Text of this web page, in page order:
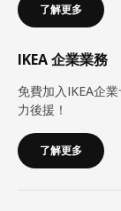
了解更多
IKEA 企業業務
免費加入IKEA企
力後援！
了解更多